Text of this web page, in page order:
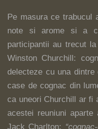
Pe masura ce trabucul
note si arome si a
participantii au trecut
Winston Churchill:
delecteze cu una
case de cognac din
ca uneori Churchill ar fi
acestei reuniuni
Jack Charlton: